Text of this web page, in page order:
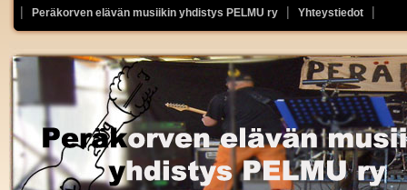
Peräkorven elävän musiikin yhdistys PELMU ry Yhteystiedot